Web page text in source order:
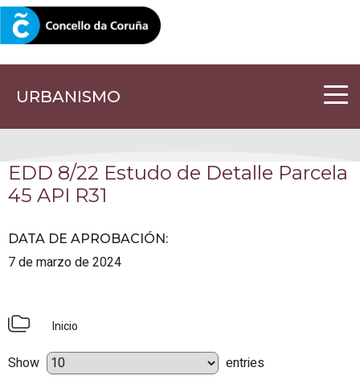
URBANISMO
CORUNA.GAL
EDD 8/22 Estudo de Detalle Parcela
45 API R31
DATA DE APROBACIÓN:
7 de marzo de 2024
Inicio
Show
entries